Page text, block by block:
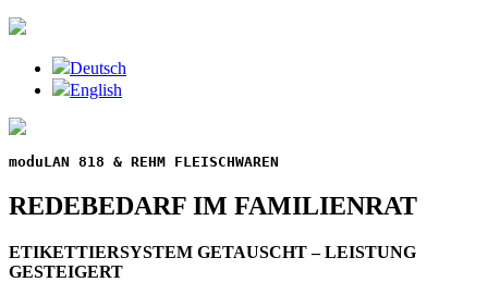
Deutsch
English
moduLAN 818 & REHM FLEISCHWAREN
REDEBEDARF IM FAMILIENRAT
ETIKETTIERSYSTEM GETAUSCHT – LEISTUNG
GESTEIGERT